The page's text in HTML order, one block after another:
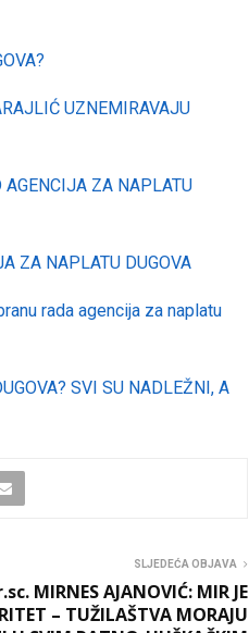
UZNEMIRAVAJU
AGENCIJA ZA NAPLATU
ZA NAPLATU DUGOVA
rada agencija za naplatu
SVI SU NADLEŽNI, A
SLJEDEĆA OBJAVA
MIRNES AJANOVIĆ: MIR JE
– TUŽILAŠTVA MORAJU